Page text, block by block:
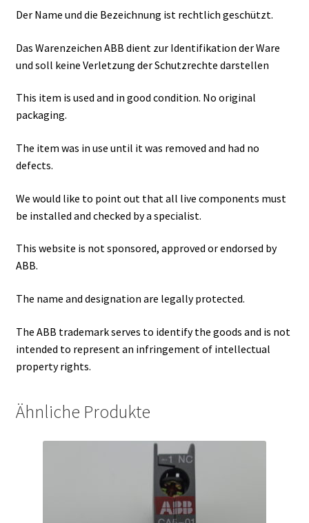
Der Name und die Bezeichnung ist rechtlich geschützt.
Das Warenzeichen ABB dient zur Identifikation der Ware
und soll keine Verletzung der Schutzrechte darstellen
This item is used and in good condition. No original
packaging.
The item was in use until it was removed and had no
defects.
We would like to point out that all live components must
be installed and checked by a specialist.
This website is not sponsored, approved or endorsed by
ABB.
The name and designation are legally protected.
The ABB trademark serves to identify the goods and is not
intended to represent an infringement of intellectual
property rights.
Ähnliche Produkte